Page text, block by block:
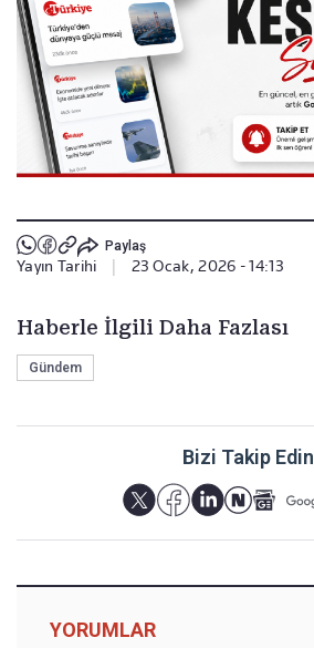
Paylaş
Yayın Tarihi 23 Ocak, 2026 - 14:13
Haberle İlgili Daha Fazlası
Gündem
Bizi Takip Edin
YORUMLAR